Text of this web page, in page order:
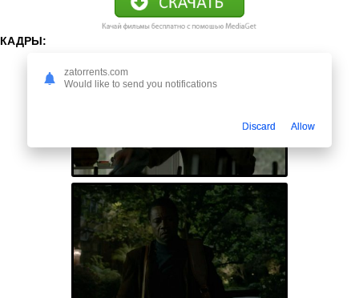
КАДРЫ:
zatorrents.com
Would like to send you notifications
Discard Allow